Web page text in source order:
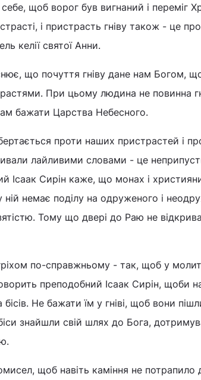
щоб ворог був вигнаний і переміг
і пристрасть гніву також - це
келії святої Анни.
що почуття гніву дане нам Богом,
При цьому людина не повинна
бажати Царства Небесного.
проти наших пристрастей і
лайливими словами - це
Ісаак Сирін каже, що монах і
ній немає поділу на одруженого і
Тому що двері до Раю не
по-справжньому - так, щоб у
преподобний Ісаак Сирін, щоби
бісів. Не бажати їм у гніві, щоб вони
знайшли свій шлях до Бога,
щоб навіть каміння не потрапило